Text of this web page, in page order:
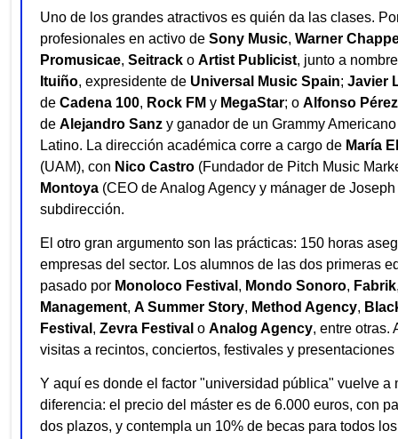
Uno de los grandes atractivos es quién da las clases.
profesionales en activo de Sony Music, Warner
Promusicae, Seitrack o Artist Publicist, junto a
Ituiño, expresidente de Universal Music Spain; Javier
de Cadena 100, Rock FM y MegaStar; o Alfonso Pérez
de Alejandro Sanz y ganador de un Grammy
Latino. La dirección académica corre a cargo de María
(UAM), con Nico Castro (Fundador de Pitch Music
Montoya (CEO de Analog Agency y mánager de
subdirección.
El otro gran argumento son las prácticas: 150 horas
empresas del sector. Los alumnos de las dos primeras
pasado por Monoloco Festival , Mondo Sonoro, Fabrik
Management, A Summer Story, Method Agency,
Festival , Zevra Festival o Analog Agency, entre otras.
visitas a recintos, conciertos, festivales y
Y aquí es donde el factor "universidad pública" vuelve a
diferencia: el precio del máster es de 6.000 euros, con
dos plazos, y contempla un 10% de becas para todos